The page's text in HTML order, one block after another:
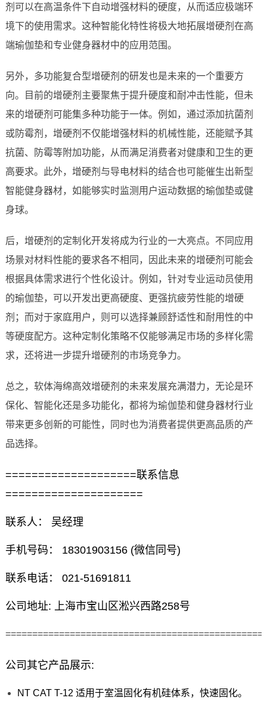
剂可以在高温条件下自动增强材料的硬度，从而适应极端环
境下的使用需求。这种智能化特性将极大地拓展增硬剂在高
端瑜伽垫和专业健身器材中的应用范围。
另外，多功能复合型增硬剂的研发也是未来的一个重要方
向。目前的增硬剂主要聚焦于提升硬度和耐冲击性能，但未
来的增硬剂可能集多种功能于一体。例如，通过添加抗菌剂
或防霉剂，增硬剂不仅能增强材料的机械性能，还能赋予其
抗菌、防霉等附加功能，从而满足消费者对健康和卫生的更
高要求。此外，增硬剂与导电材料的结合也可能催生出新型
智能健身器材，如能够实时监测用户运动数据的瑜伽垫或健
身球。
后，增硬剂的定制化开发将成为行业的一大亮点。不同应用
场景对材料性能的要求各不相同，因此未来的增硬剂可能会
根据具体需求进行个性化设计。例如，针对专业运动员使用
的瑜伽垫，可以开发出更高硬度、更强抗疲劳性能的增硬
剂；而对于家庭用户，则可以选择兼顾舒适性和耐用性的中
等硬度配方。这种定制化策略不仅能够满足市场的多样化需
求，还将进一步提升增硬剂的市场竞争力。
总之，软体海绵高效增硬剂的未来发展充满潜力，无论是环
保化、智能化还是多功能化，都将为瑜伽垫和健身器材行业
带来更多创新的可能性，同时也为消费者提供更高品质的产
品选择。
====================联系信息
=====================
联系人： 吴经理
手机号码： 18301903156 (微信同号)
联系电话： 021-51691811
公司地址: 上海市宝山区淞兴西路258号
公司其它产品展示:
NT CAT T-12 适用于室温固化有机硅体系，快速固化。